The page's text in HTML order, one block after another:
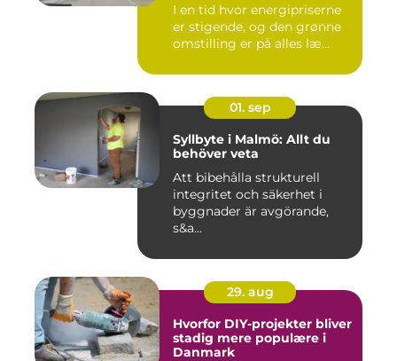
I en tid hvor energipriserne
er stigende, og den grønne
omstilling er på alles læ...
01. sep
Syllbyte i Malmö: Allt du
behöver veta
Att bibehålla strukturell
integritet och säkerhet i
byggnader är avgörande,
s&a...
29. aug
Hvorfor DIY-projekter bliver
stadig mere populære i
Danmark